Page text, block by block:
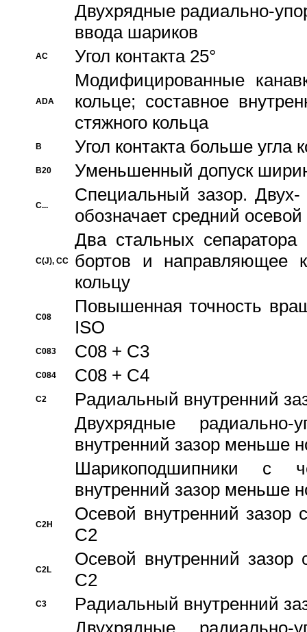
Двухрядные радиально-
ввода шариков
AC Угол контакта 25°
ADA
Модифицированные
кольце; составное
стяжного кольца
B Угол контакта больше угла
B20 Уменьшенный допуск
C...
Специальный зазор.
обозначает средний
C(J), CC
Два стальных сепаратора
бортов и направляющее
кольцу
C08
Повышенная точность
ISO
C083 C08 + C3
C084 C08 + C4
C2
Pадиальный внутренний
Двухрядные радиально-
внутренний зазор меньше
Шарикоподшипники с
внутренний зазор меньше
C2H
Осевой внутренний зазор
C2
C2L
Осевой внутренний зазор
C2
C3
Pадиальный внутренний
Двухрядные